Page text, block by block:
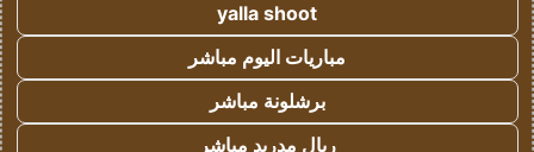
yalla shoot
مباريات اليوم مباشر
برشلونة مباشر
ريال مدريد مباشر